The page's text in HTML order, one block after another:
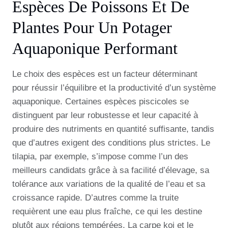
Espèces De Poissons Et De
Plantes Pour Un Potager
Aquaponique Performant
Le choix des espèces est un facteur déterminant
pour réussir l’équilibre et la productivité d’un système
aquaponique. Certaines espèces piscicoles se
distinguent par leur robustesse et leur capacité à
produire des nutriments en quantité suffisante, tandis
que d’autres exigent des conditions plus strictes. Le
tilapia, par exemple, s’impose comme l’un des
meilleurs candidats grâce à sa facilité d’élevage, sa
tolérance aux variations de la qualité de l’eau et sa
croissance rapide. D’autres comme la truite
requièrent une eau plus fraîche, ce qui les destine
plutôt aux régions tempérées. La carpe koi et le